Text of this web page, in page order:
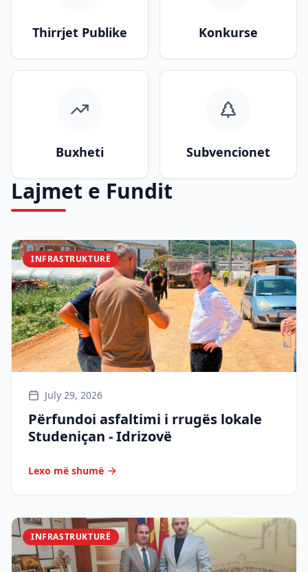
Thirrjet Publike Konkurse
Buxheti Subvencionet
Lajmet e Fundit
INFRASTRUKTURË
July 29, 2026
Përfundoi asfaltimi i rrugës lokale
Studeniçan - Idrizovë
Lexo më shumë
INFRASTRUKTURË